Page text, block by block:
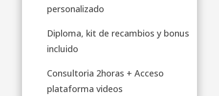
personalizado
Diploma, kit de recambios y bonus
incluido
Consultoria 2horas + Acceso
plataforma videos